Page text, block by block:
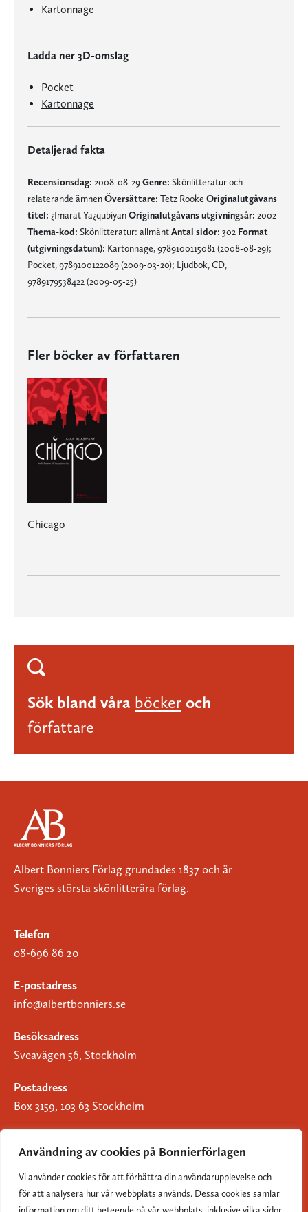
Användning av cookies på Bonnierförlagen
Vi använder cookies för att förbättra din användarupplevelse och
för att analysera hur vår webbplats används. Dessa cookies samlar
Kartonnage
Ladda ner 3D-omslag
Pocket
Kartonnage
Detaljerad fakta
Recensionsdag: 2008-08-29Genre: Skönlitteratur och
relaterande ämnenÖversättare: Tetz Rooke Originalutgåvans
titel: ¿Imarat Ya¿qubiyanOriginalutgåvans utgivningsår: 2002
Thema-kod: Skönlitteratur: allmäntAntal sidor: 302 Format
(utgivningsdatum): Kartonnage, 9789100115081 (2008-08-29);
Pocket, 9789100122089 (2009-03-20); Ljudbok, CD,
9789179538422 (2009-05-25)
Fler böcker av författaren
Chicago
Sök bland våra böcker och
författare
Albert Bonniers Förlag grundades 1837 och är
Sveriges största skönlitterära förlag.
Telefon
08-696 86 20
E-postadress
info@albertbonniers.se
Besöksadress
Sveavägen 56, Stockholm
Postadress
Box 3159, 103 63 Stockholm
Om Bonnierförlagen
Cookies